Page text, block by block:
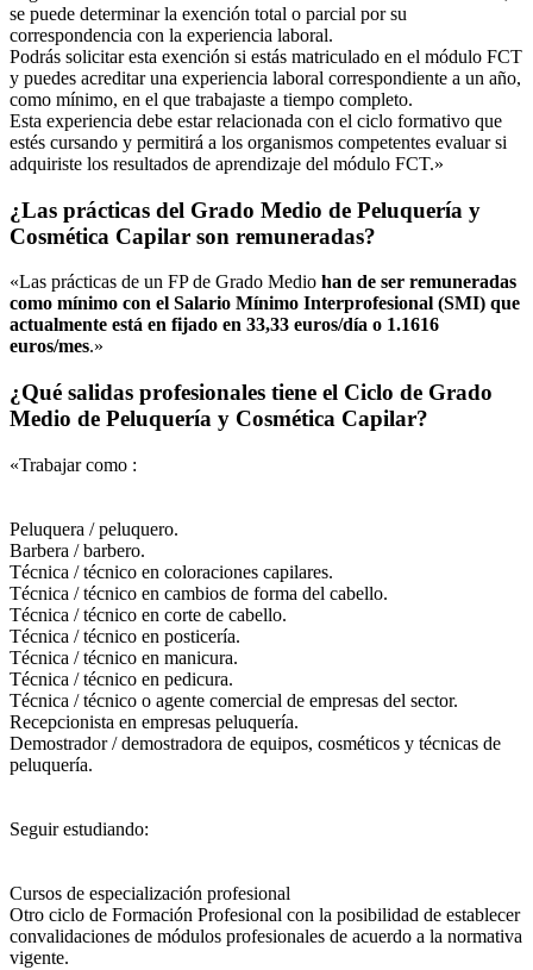
se puede determinar la exención total o parcial por su
correspondencia con la experiencia laboral.
Podrás solicitar esta exención si estás matriculado en el módulo FCT
y puedes acreditar una experiencia laboral correspondiente a un año,
como mínimo, en el que trabajaste a tiempo completo.
Esta experiencia debe estar relacionada con el ciclo formativo que
estés cursando y permitirá a los organismos competentes evaluar si
adquiriste los resultados de aprendizaje del módulo FCT.»
¿Las prácticas del Grado Medio de Peluquería y
Cosmética Capilar son remuneradas?
«Las prácticas de un FP de Grado Medio han de ser remuneradas
como mínimo con el Salario Mínimo Interprofesional (SMI) que
actualmente está en fijado en 33,33 euros/día o 1.1616
euros/mes.»
¿Qué salidas profesionales tiene el Ciclo de Grado
Medio de Peluquería y Cosmética Capilar?
«Trabajar como :
Peluquera / peluquero.
Barbera / barbero.
Técnica / técnico en coloraciones capilares.
Técnica / técnico en cambios de forma del cabello.
Técnica / técnico en corte de cabello.
Técnica / técnico en posticería.
Técnica / técnico en manicura.
Técnica / técnico en pedicura.
Técnica / técnico o agente comercial de empresas del sector.
Recepcionista en empresas peluquería.
Demostrador / demostradora de equipos, cosméticos y técnicas de
peluquería.
Seguir estudiando:
Cursos de especialización profesional
Otro ciclo de Formación Profesional con la posibilidad de establecer
convalidaciones de módulos profesionales de acuerdo a la normativa
vigente.